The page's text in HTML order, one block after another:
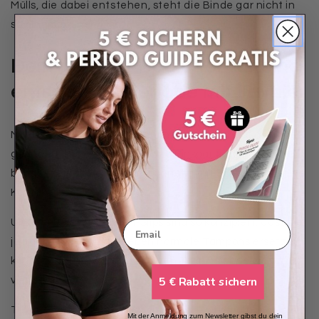
Mülls, die dabei entstehen, steht die Binde gar nicht in
so einem grünen Licht.
Dein sicherer Begleiter für eine
entspannte Periode mit Taynie
Mit unserer Taynie Periodenunterwäsche hast du
geringere Kosten, eine enorme Einsparung an Müll und
bringst deinen Körper nicht unnötig mit Schadstoffen in
Kontakt.
Unsere Taynie Perioden-Slips sind so konzipiert, dass sie
je nach Modell bis zu sieben normale Tampons ersetzen
können. Bei guter Pflege halten Taynies ohne weiteres
vier Jahre
Taynie-Periodenunterwäsche passt sich durch ihre
Email
5 € Rabatt sichern
Mit der Anmeldung zum Newsletter gibst du dein